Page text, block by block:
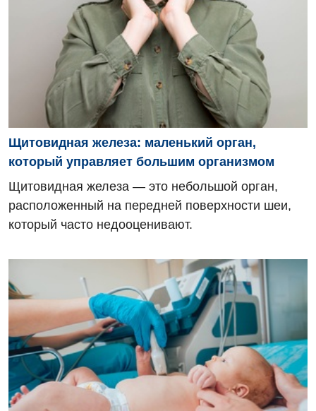
Щитовидная железа: маленький орган,
который управляет большим организмом
Щитовидная железа — это небольшой орган,
расположенный на передней поверхности шеи,
который часто недооценивают.